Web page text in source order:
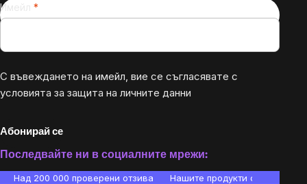
Имейл
С въвеждането на имейл, вие се съгласявате с
условията за защита на личните данни
Абонирай се
Последвайте ни в социалните мрежи:
Над 200 000 проверени отзива Нашите продукти са